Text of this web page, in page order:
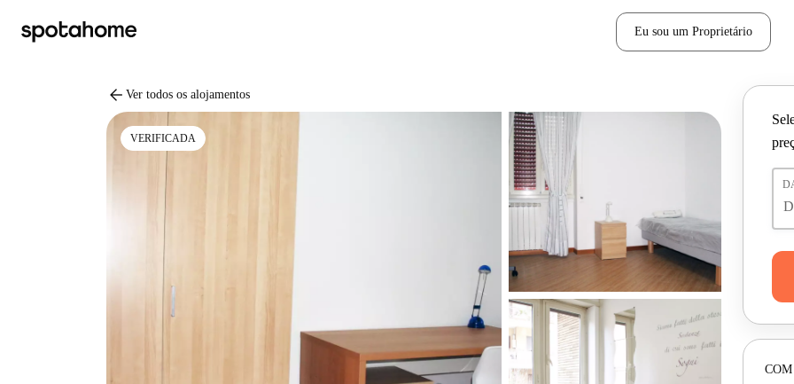
Eu sou um Proprietário
arrow_back Ver todos os alojamentos
VERIFICADA